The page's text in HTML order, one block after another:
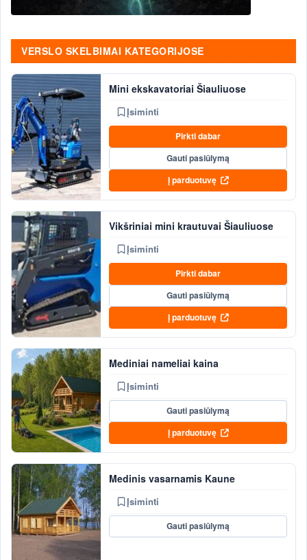
VERSLO SKELBIMAI KATEGORIJOSE
Mini ekskavatoriai Šiauliuose
Įsiminti
Pirkti dabar
Gauti pasiūlymą
Į parduotuvę
Vikšriniai mini krautuvai Šiauliuose
Įsiminti
Pirkti dabar
Gauti pasiūlymą
Į parduotuvę
Mediniai nameliai kaina
Įsiminti
Gauti pasiūlymą
Į parduotuvę
Medinis vasarnamis Kaune
Įsiminti
Gauti pasiūlymą